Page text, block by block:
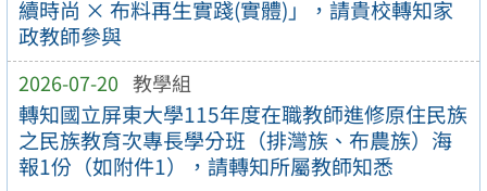
續時尚 × 布料再生實踐(實體)」，請貴校轉知家
政教師參與
2026-07-20 教學組
轉知國立屏東大學115年度在職教師進修原住民族
之民族教育次專長學分班（排灣族、布農族）海
報1份（如附件1），請轉知所屬教師知悉